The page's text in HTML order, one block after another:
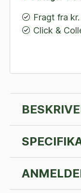
Fragt fra
Click &